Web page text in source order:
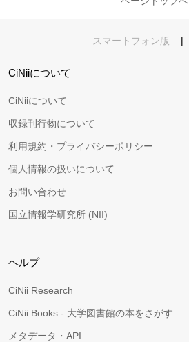
スマートフォン版 |
CiNiiについて
CiNiiについて
収録刊行物について
利用規約・プライバシーポリシー
個人情報の扱いについて
お問い合わせ
国立情報学研究所 (NII)
ヘルプ
CiNii Research
CiNii Books - 大学図書館の本をさがす
メタデータ・API